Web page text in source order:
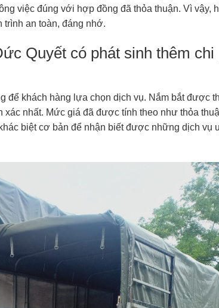
việc đúng với hợp đồng đã thỏa thuận. Vì vậy,
an toàn, đáng nhớ.
Quyết có phát sinh thêm chi
để khách hàng lựa chọn dịch vụ. Nắm bắt được
nhất. Mức giá đã được tính theo như thỏa
biệt cơ bản để nhận biết được những dịch vụ